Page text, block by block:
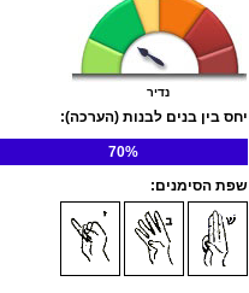
נדיר
יחס בין בנים לבנות (הערכה):
70%
שפת הסימנים: